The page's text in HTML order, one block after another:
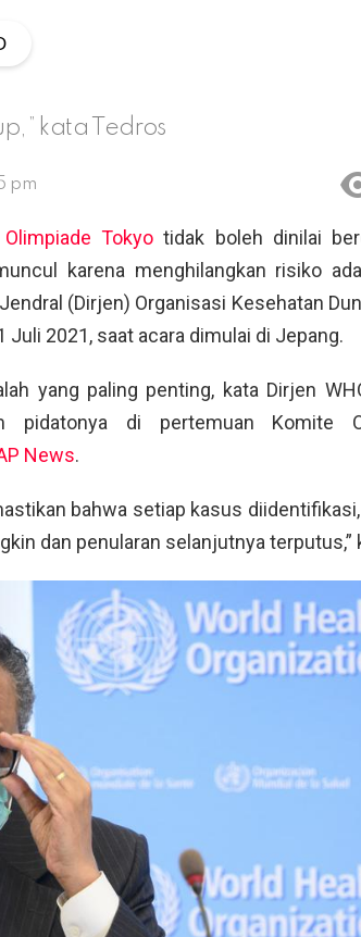
kata Tedros
pm
Olimpiade Tokyo tidak boleh dinilai
karena menghilangkan risiko
(Dirjen) Organisasi Kesehatan
Juli 2021, saat acara dimulai di Jepang.
yang paling penting, kata Dirjen
pidatonya di pertemuan Komite
News.
bahwa setiap kasus
dan penularan selanjutnya terputus,”